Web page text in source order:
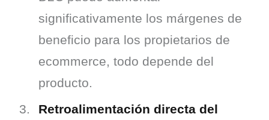
significativamente los márgenes de
beneficio para los propietarios de
ecommerce, todo depende del
producto.
Retroalimentación directa del